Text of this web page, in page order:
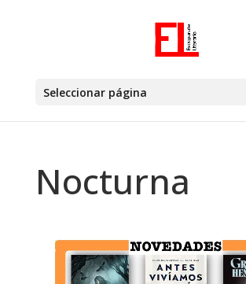
Seleccionar página
Nocturna